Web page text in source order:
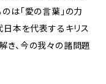
は「愛の言葉」の力
日本を代表するキリス
き、今の我々の諸問題